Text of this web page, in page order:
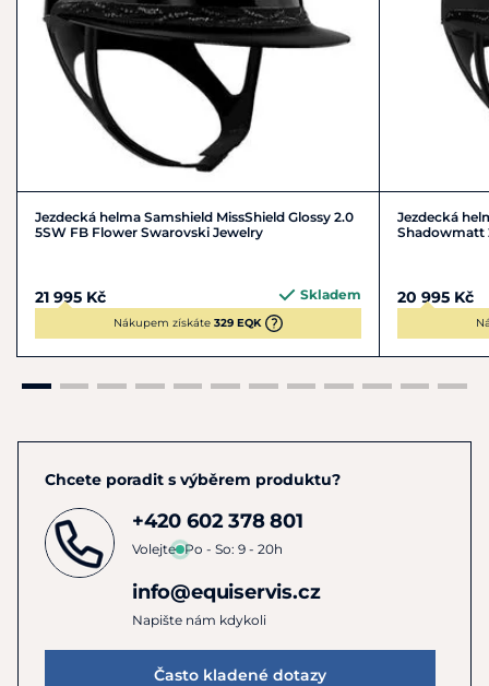
Při objednávání helmy přes e-shop prosíme o uvedení do
poznámky, jakou velikost vnitřního polstrování potřebujete.
Děkujeme.
Jezdecká helma Samshield MissShield Glossy 2.0
5SW FB Flower Swarovski Jewelry
21 995 Kč Skladem
Nákupem získáte 329 EQK
Jezdecká
Shadowmatt
20 995 Kč
Chcete poradit s výběrem produktu?
+420 602 378 801
Volejte Po - So: 9 - 20h
info@equiservis.cz
Napište nám kdykoli
Často kladené dotazy